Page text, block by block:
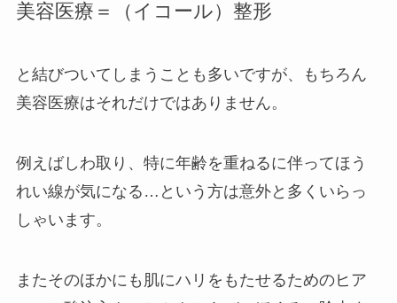
美容医療＝（イコール）整形
と結びついてしまうことも多いですが、もちろん
美容医療はそれだけではありません。
例えばしわ取り、特に年齢を重ねるに伴ってほう
れい線が気になる…という方は意外と多くいらっ
しゃいます。
またそのほかにも肌にハリをもたせるためのヒア